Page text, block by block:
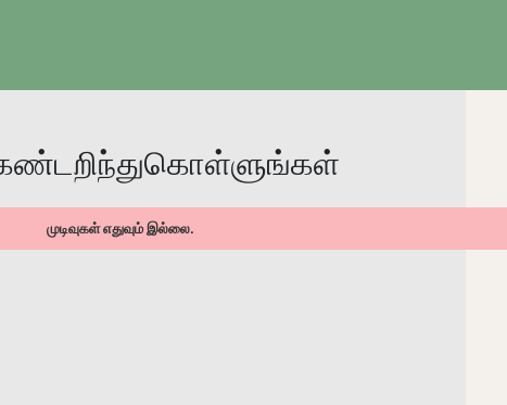
முடிவுகள் எதுவும் இல்லை.